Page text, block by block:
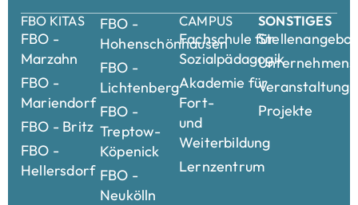
FBO KITAS
FBO -
Marzahn
FBO -
Mariendorf
FBO - Britz
FBO -
Hellersdorf
FBO -
Hohenschönhausen
FBO -
Lichtenberg
FBO -
Treptow-
Köpenick
FBO -
Neukölln
CAMPUS
Fachschule für
Sozialpädagogik
Akademie für
Fort-
und
Weiterbildung
Lernzentrum
SONSTIGES
Projekte